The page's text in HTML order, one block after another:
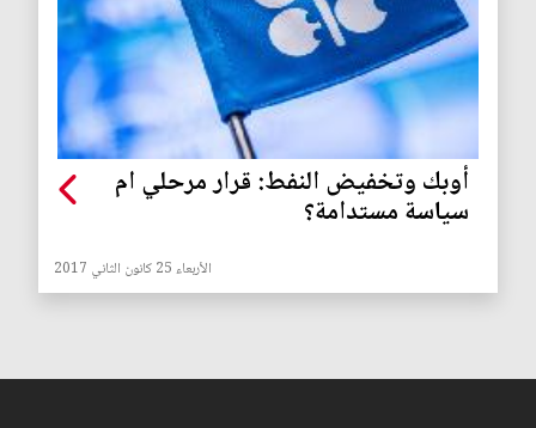
أوبك وتخفيض النفط: قرار مرحلي ام
سياسة مستدامة؟
الأربعاء 25 كانون الثاني 2017